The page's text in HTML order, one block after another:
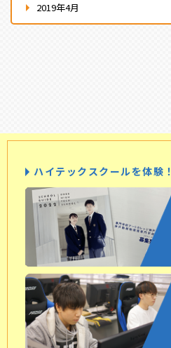
2019年4月
ハイテックスクールを体験！